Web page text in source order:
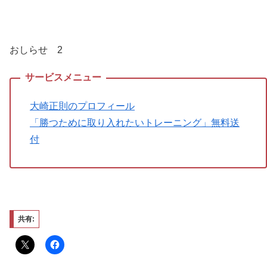
おしらせ 2
大崎正則のプロフィール
「勝つために取り入れたいトレーニング」無料送
付
共有: